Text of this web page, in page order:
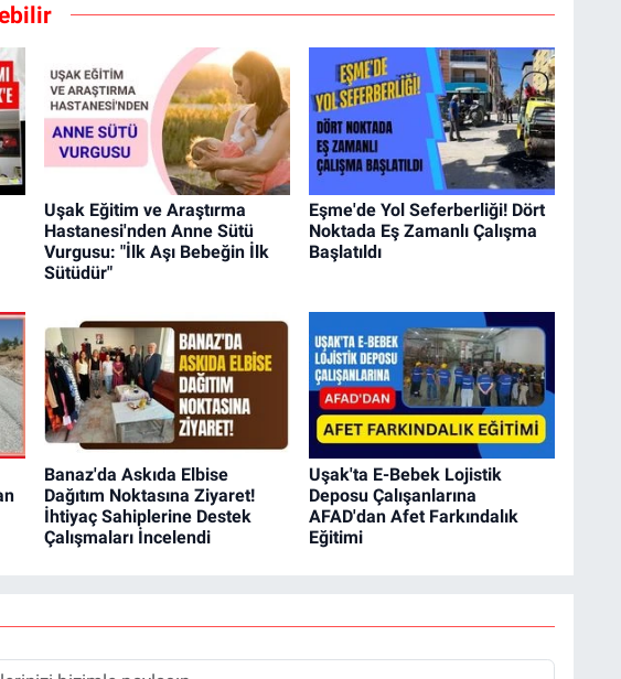
Uşak Eğitim ve Araştırma
Hastanesi'nden Anne Sütü
Vurgusu: "İlk Aşı Bebeğin İlk
Sütüdür"
Eşme'de Yol Seferberliği! Dört
Noktada Eş Zamanlı Çalışma
Başlatıldı
Banaz'da Askıda Elbise
Dağıtım Noktasına Ziyaret!
İhtiyaç Sahiplerine Destek
Çalışmaları İncelendi
Uşak'ta E-Bebek Lojistik
Deposu Çalışanlarına
AFAD'dan Afet Farkındalık
Eğitimi